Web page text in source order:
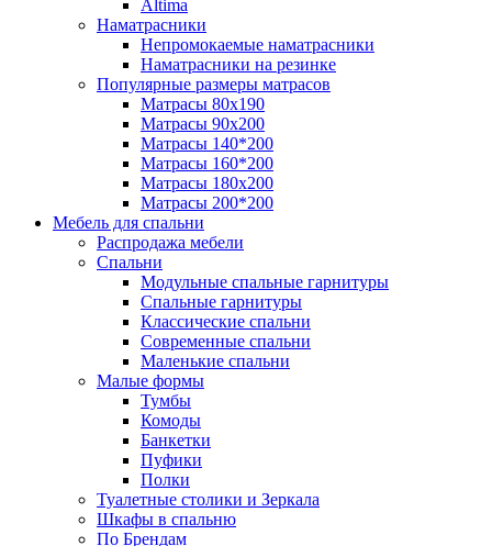
Altima
Наматрасники
Непромокаемые наматрасники
Наматрасники на резинке
Популярные размеры матрасов
Матрасы 80x190
Матрасы 90x200
Матрасы 140*200
Матрасы 160*200
Матрасы 180x200
Матрасы 200*200
Мебель для спальни
Распродажа мебели
Спальни
Модульные спальные гарнитуры
Спальные гарнитуры
Классические спальни
Современные спальни
Маленькие спальни
Малые формы
Тумбы
Комоды
Банкетки
Пуфики
Полки
Туалетные столики и Зеркала
Шкафы в спальню
По Брендам